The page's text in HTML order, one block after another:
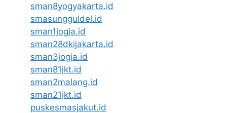
sman8yogyakarta.id
smasungguldel.id
sman1jogja.id
sman28dkijakarta.id
sman3jogja.id
sman81jkt.id
sman2malang.id
sman21jkt.id
puskesmasjakut.id